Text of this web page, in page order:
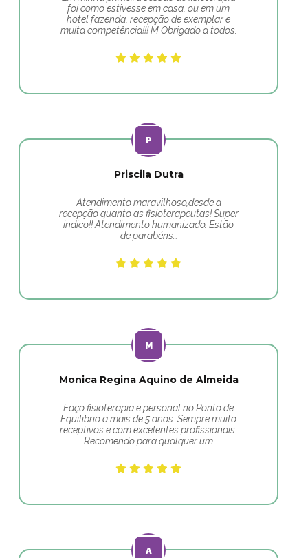
foi como estivesse em casa, ou em um
hotel fazenda, recepção de exemplar e
muita competência!!! M Obrigado a todos.
Priscila Dutra
Atendimento maravilhoso,desde a
recepção quanto as fisioterapeutas! Super
indico!! Atendimento humanizado. Estão
de parabéns…
Monica Regina Aquino de Almeida
Faço fisioterapia e personal no Ponto de
Equilibrio a mais de 5 anos. Sempre muito
receptivos e com excelentes profissionais.
Recomendo para qualquer um